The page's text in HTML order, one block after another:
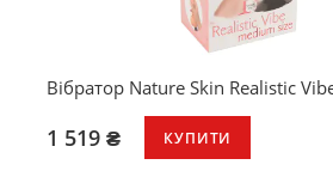
Вібратор Nature Skin Realistic
1 519 ₴ КУПИТИ